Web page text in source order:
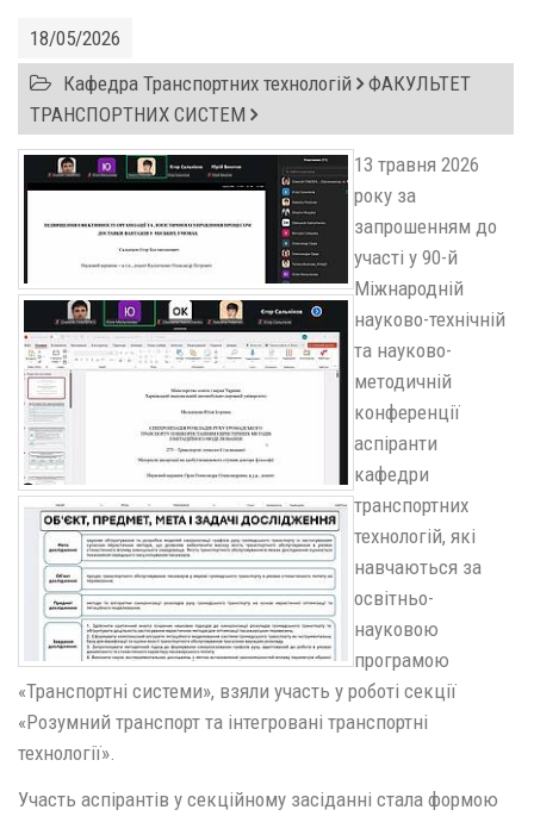
18/05/2026
Кафедра Транспортних технологій ФАКУЛЬТЕТ
ТРАНСПОРТНИХ СИСТЕМ
13 травня 2026
року за
запрошенням до
участі у 90-й
Міжнародній
науково-технічній
та науково-
методичній
конференції
аспіранти
кафедри
транспортних
технологій, які
навчаються за
освітньо-
науковою
програмою
«Транспортні системи», взяли участь у роботі секції
«Розумний транспорт та інтегровані транспортні
технології».
Участь аспірантів у секційному засіданні стала формою